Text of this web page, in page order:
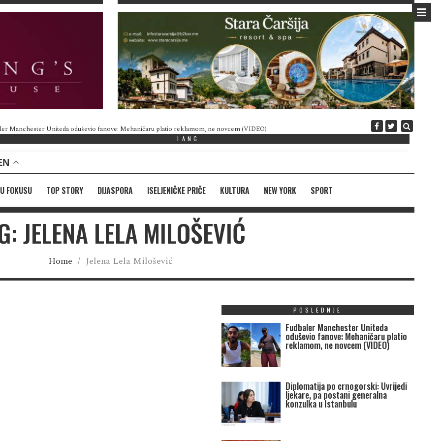
Manchester Uniteda oduševio fanove: Mehaničaru platio reklamom, ne novcem (VIDEO) Diplomatija po
LANG
U FOKUSU TOP STORY DIJASPORA ISELJENIČKE PRIČE KULTURA NEW YORK SPORT
JELENA LELA MILOŠEVIĆ
Home / Jelena Lela Milošević
POSLEDNJE
Fudbaler Manchester Uniteda
oduševio fanove: Mehaničaru platio
reklamom, ne novcem (VIDEO)
Diplomatija po crnogorski: Uvrijedi
ljekare, pa postani generalna
konzulka u Istanbulu